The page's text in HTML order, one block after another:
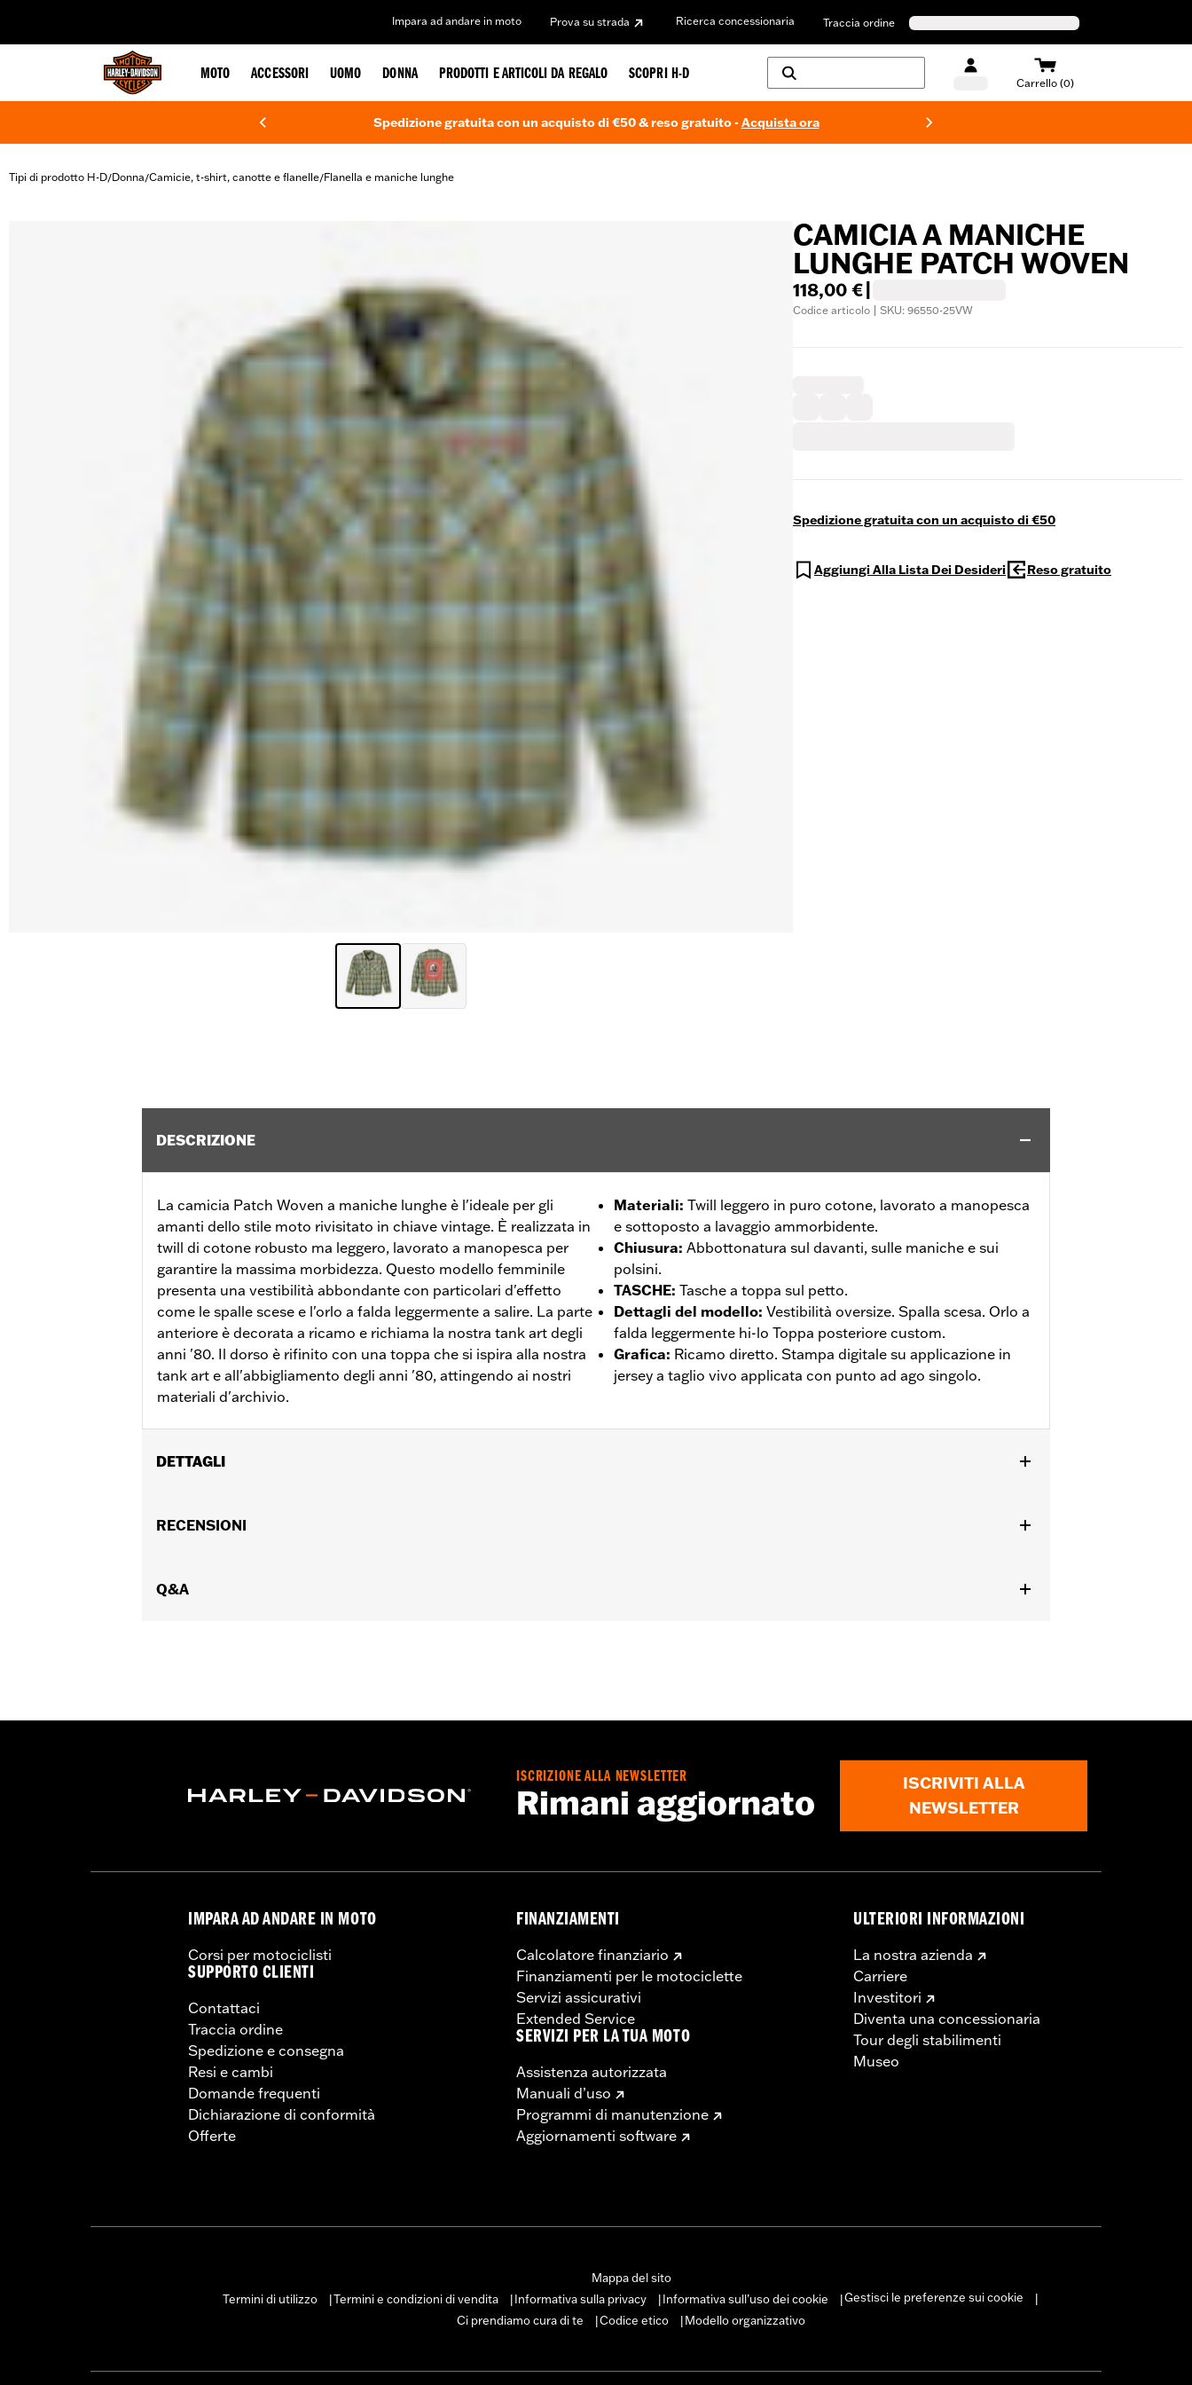
Impara ad andare in moto Prova su strada Ricerca concessionaria Traccia ordine
MOTO ACCESSORI UOMO DONNA PRODOTTI E ARTICOLI DA REGALO SCOPRI H-D
Carrello (0)
Spedizione gratuita con un acquisto di €50 & reso gratuito -Acquista ora
Tipi di prodotto H-D/Donna/Camicie, t-shirt, canotte e flanelle/Flanella e maniche lunghe
CAMICIA A MANICHE
LUNGHE PATCH WOVEN
118,00 €
Codice articolo | SKU: 96550-25VW
Spedizione gratuita con un acquisto di €50
Aggiungi Alla Lista Dei Desideri Reso gratuito
DESCRIZIONE
La camicia Patch Woven a maniche lunghe è l'ideale per gli
amanti dello stile moto rivisitato in chiave vintage. È realizzata in
twill di cotone robusto ma leggero, lavorato a manopesca per
garantire la massima morbidezza. Questo modello femminile
presenta una vestibilità abbondante con particolari d'effetto
come le spalle scese e l'orlo a falda leggermente a salire. La parte
anteriore è decorata a ricamo e richiama la nostra tank art degli
anni '80. Il dorso è rifinito con una toppa che si ispira alla nostra
tank art e all'abbigliamento degli anni '80, attingendo ai nostri
materiali d'archivio.
Materiali: Twill leggero in puro cotone, lavorato a manopesca
e sottoposto a lavaggio ammorbidente.
Chiusura: Abbottonatura sul davanti, sulle maniche e sui
polsini.
TASCHE: Tasche a toppa sul petto.
Dettagli del modello: Vestibilità oversize. Spalla scesa. Orlo a
falda leggermente hi-lo Toppa posteriore custom.
Grafica: Ricamo diretto. Stampa digitale su applicazione in
jersey a taglio vivo applicata con punto ad ago singolo.
DETTAGLI
GARANZIA:Garanzia limitata di 2 anni – Visitare la pagina
RECENSIONI
Q&A
ISCRIZIONE ALLA NEWSLETTER
Rimani aggiornato
ISCRIVITI ALLA
NEWSLETTER
IMPARA AD ANDARE IN MOTO
Corsi per motociclisti
SUPPORTO CLIENTI
Contattaci
Traccia ordine
Spedizione e consegna
Resi e cambi
Domande frequenti
Dichiarazione di conformità
Offerte
FINANZIAMENTI
Calcolatore finanziario
Finanziamenti per le motociclette
Servizi assicurativi
Extended Service
SERVIZI PER LA TUA MOTO
Assistenza autorizzata
Manuali d’uso
Programmi di manutenzione
Aggiornamenti software
ULTERIORI INFORMAZIONI
La nostra azienda
Carriere
Investitori
Diventa una concessionaria
Tour degli stabilimenti
Museo
Mappa del sito
Termini di utilizzo
Termini e condizioni di vendita Informativa sulla privacy Informativa sull’uso dei cookie Gestisci le preferenze sui cookie
Ci prendiamo cura di te
Codice etico Modello organizzativo